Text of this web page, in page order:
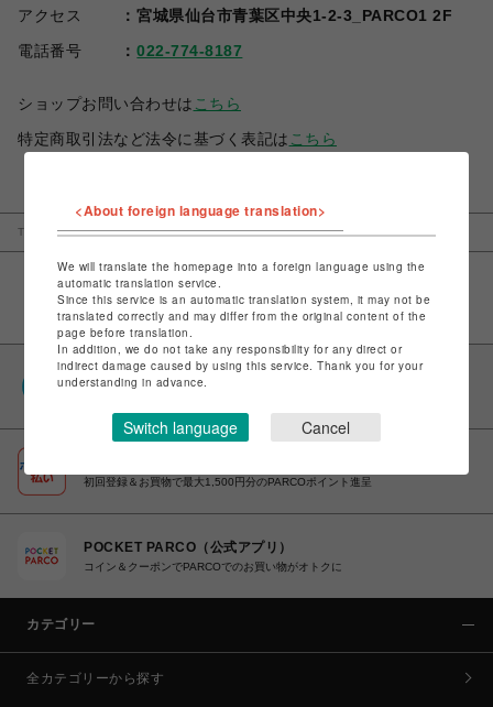
アクセス
宮城県仙台市青葉区中央1-2-3_PARCO1 2F
電話番号
022-774-8187
ショップお問い合わせは こちら
特定商取引法など法令に基づく表記は こちら
TOP 仙台PARCO トゥモローランド
PARCOポイント
初回登録＆お買物で最大1,500円分のPARCOポイント進呈
POCKET PARCO（公式アプリ）
コイン＆クーポンでPARCOでのお買い物がオトクに
カテゴリー
全カテゴリーから探す
<About foreign language translation>
We will translate the homepage into a foreign language using the
automatic translation service.
Since this service is an automatic translation system, it may not be
translated correctly and may differ from the original content of the
page before translation.
In addition, we do not take any responsibility for any direct or
indirect damage caused by using this service. Thank you for your
understanding in advance.
Switch language Cancel